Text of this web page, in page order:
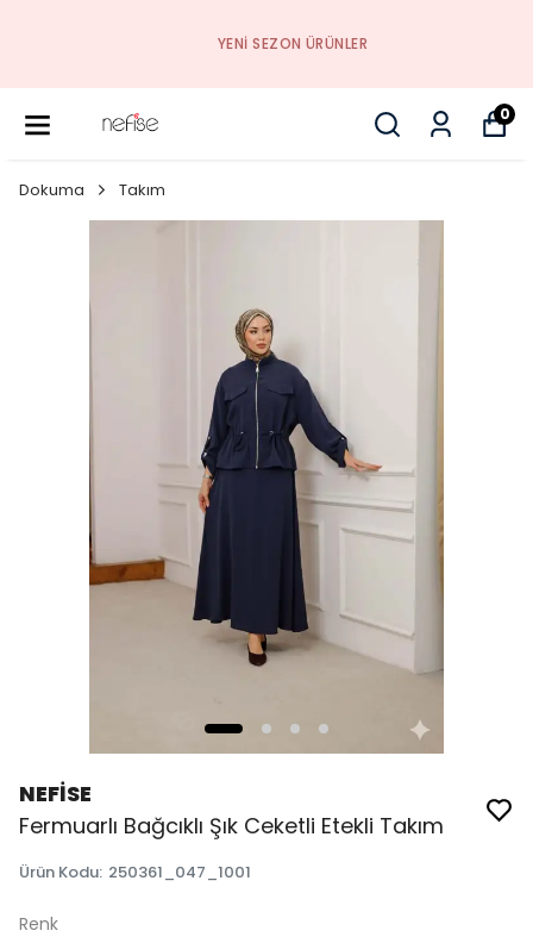
YENI SEZON ÜRÜNLER
0
Dokuma Takım
NEFİSE
Fermuarlı Bağcıklı Şık Ceketli Etekli Takım
Ürün Kodu: 250361_047_1001
Renk